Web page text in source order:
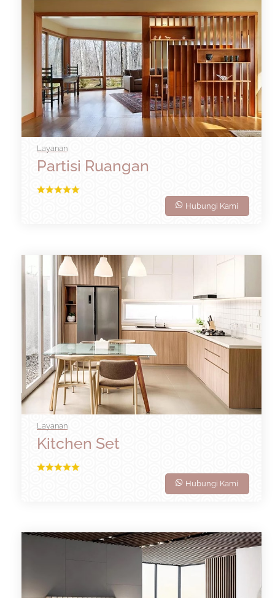
Layanan
Partisi Ruangan
Hubungi Kami
Layanan
Kitchen Set
Hubungi Kami